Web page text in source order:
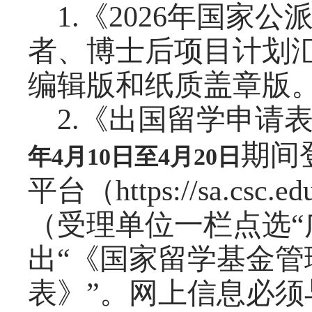
1.《2026年国家公
者、博士后项目计划
编辑版和纸质盖章版
2.《出国留学申请
年4月10日至4月 20 日 期间
平台（https://
（受理单位一栏点选
出“《国家留学基金
表》”。网上信息必